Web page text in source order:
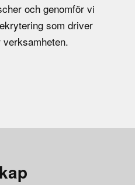
och genomför vi
som driver